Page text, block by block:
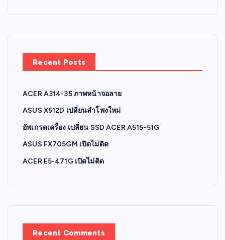
Recent Posts
ACER A314-35 ภาพหน้าจอลาย
ASUS X512D เปลี่ยนลำโพงใหม่
อัพเกรดเครื่อง เปลี่ยน SSD ACER A515-51G
ASUS FX705GM เปิดไม่ติด
ACER E5-471G เปิดไม่ติด
Recent Comments